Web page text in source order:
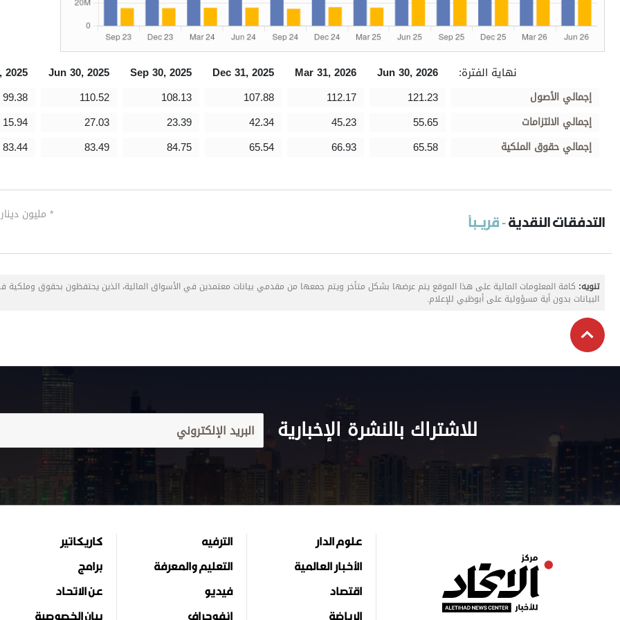
نهاية الفترة: Jun 30, 2026
Mar 31, 2026
Dec 31, 2025
Sep 30, 2025
Jun 30, 2025
2025
إجمالي الأصول 121.23
112.17
107.88
108.13
110.52
99.38
إجمالي الالتزامات 55.65
45.23
42.34
23.39
27.03
15.94
إجمالي حقوق الملكية 65.58
66.93
65.54
84.75
83.49
83.44
التدفقات النقدية- قريـباً * مليون
تنويه: كافة المعلومات المالية على هذا الموقع يتم عرضها بشكل متأخر ويتم جمعها من مقدمي بيانات معتمدين في الأسواق المالية، الذين يحتفظون بحقوق وملكية
البيانات بدون أية مسؤولية على أبوظبي للإعلام.
للاشتراك بالنشرة الإخبارية
علوم الدار
الأخبار العالمية
اقتصاد
الرياضة
الترفيه
التعليم والمعرفة
فيديو
إنفوجراف
كاريكاتير
برامج
عن الاتحاد
بيان الخصوصية